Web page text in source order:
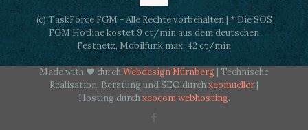
(c) TaskForce FGM - Alle Rechte vorbehalten | * Die SOS
FGM Hotline kostet 9 ct/min aus dem deutschen
Festnetz, Mobilfunk max. 42 ct/min
Made with ♥ durchWebdesign Nürnberg | Technische
Realisation, Beratung und SEO durchxeomueller |
Hosting durchxeocom webhosting.